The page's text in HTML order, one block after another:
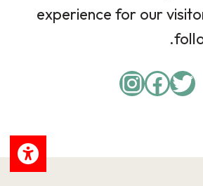
experience for our
Twitter
Facebook
Instagram